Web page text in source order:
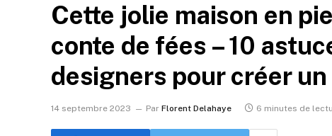
Cette jolie maison en
conte de fées – 10
designers pour créer
14 septembre 2023 Par Florent Delahaye 6 minutes de